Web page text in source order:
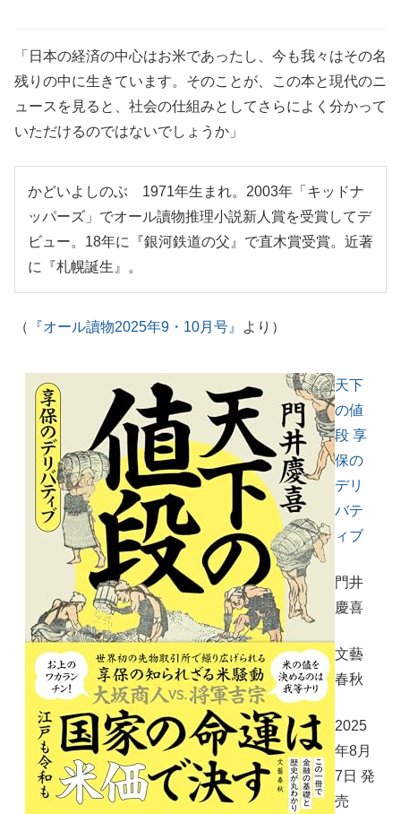
「日本の経済の中心はお米であったし、今も我々はその名
残りの中に生きています。そのことが、この本と現代のニ
ュースを見ると、社会の仕組みとしてさらによく分かって
いただけるのではないでしょうか」
かどいよしのぶ 1971年生まれ。2003年「キッドナ
ッパーズ」でオール讀物推理小説新人賞を受賞してデ
ビュー。18年に『銀河鉄道の父』で直木賞受賞。近著
に『札幌誕生』。
（ 『オール讀物2025年9・10月号』 より）
天下
の値
段 享
保の
デリ
バテ
ィブ
門井
慶喜
文藝
春秋
2025
年8月
7日 発
売